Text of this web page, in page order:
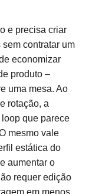
e precisa criar
contratar um
economizar
produto –
uma mesa. Ao
rotação, a
que parece
mesmo vale
estática do
aumentar o
requer edição
em menos